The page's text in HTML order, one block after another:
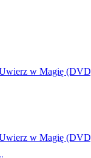
w Magię
w Magię